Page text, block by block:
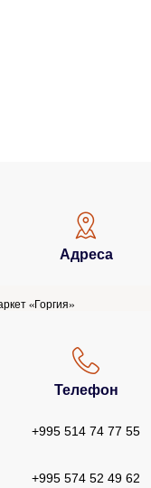
Адреса
«Горгия»
Телефон
+995 514 74 77 55
+995 574 52 49 62